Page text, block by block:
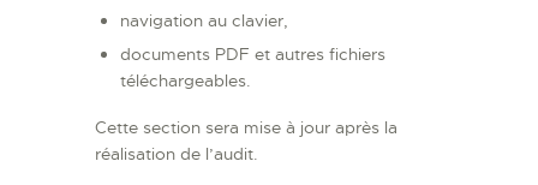
navigation au clavier,
documents PDF et autres fichiers
téléchargeables.
Cette section sera mise à jour après la
réalisation de l’audit.